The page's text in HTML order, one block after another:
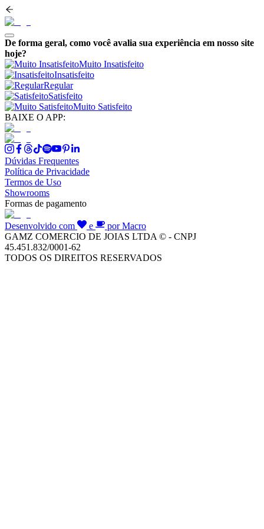
De forma geral, como você avalia sua experiência em nosso site
hoje?
Muito Insatisfeito
Insatisfeito
Regular
Satisfeito
Muito Satisfeito
BAIXE O APP:
Dúvidas Frequentes
Política de Privacidade
Termos de Uso
Showrooms
Formas de pagamento
Desenvolvido com e
por Macro
GAMZ COMERCIO DE JOIAS LTDA © - CNPJ
45.451.832/0001-62
TODOS OS DIREITOS RESERVADOS